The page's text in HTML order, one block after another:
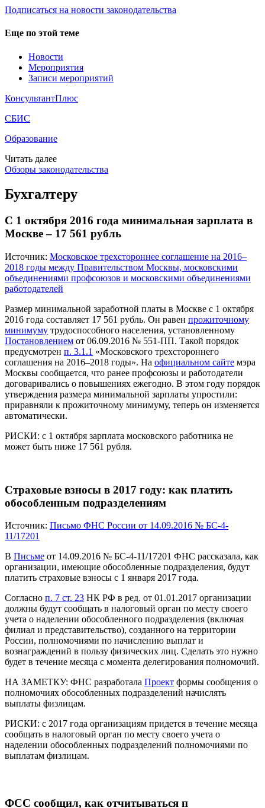
Подписаться на новости законодательства
Еще по этой теме
Новости
Мероприятия
Записи мероприятий
КонсультантПлюс
СБИС
Образование
Читать далее
Обзоры законодательства
Бухгалтеру
С 1 октября 2016 года минимальная зарплата в
Москве – 17 561 рубль
Источник: Московское трехстороннее соглашение на 2016–
2018 годы между Правительством Москвы, московскими
объединениями профсоюзов и московскими объединениями
работодателей
Размер минимальной заработной платы в Москве с 1 октября
2016 года составляет 17 561 рубль. Он равен прожиточному
минимуму трудоспособного населения, установленному
Постановлением от 06.09.2016 № 551-ПП. Такой порядок
предусмотрен п. 3.1.1 «Московского трехстороннего
соглашения на 2016–2018 годы». На официальном сайте мэра
Москвы сообщается, что ранее профсоюзы и работодатели
договаривались о повышениях ежегодно. В этом году порядок
утверждения размера минимальной зарплаты упростили:
приравняли к прожиточному минимуму, теперь он изменяется
автоматически.
РИСКИ: с 1 октября зарплата московского работника не
может быть ниже 17 561 рубля.
Страховые взносы в 2017 году: как платить
обособленным подразделениям
Источник: Письмо ФНС России от 14.09.2016 № БС-4-
11/17201
В Письме от 14.09.2016 № БС-4-11/17201 ФНС рассказала, как
организации, имеющие обособленные подразделения, будут
платить страховые взносы с 1 января 2017 года.
Согласно п. 7 ст. 23 НК РФ в ред. от 01.01.2017 организации
должны будут сообщать в налоговый орган по месту своего
учета о наделении обособленного подразделения (включая
филиал и представительство), созданного на территории
России, полномочиями по начислению выплат и
вознаграждений в пользу физических лиц. Сделать это нужно
будет в течение месяца с момента делегирования полномочий.
НА ЗАМЕТКУ: ФНС разработала Проект формы сообщения о
полномочиях обособленных подразделений начислять
выплаты физлицам.
РИСКИ: с 2017 года организациям придется в течение месяца
сообщать в налоговый орган по месту своего учета о
наделении обособленных подразделений полномочиями по
выплатам физлицам.
ФСС сообщил, как отчитываться п